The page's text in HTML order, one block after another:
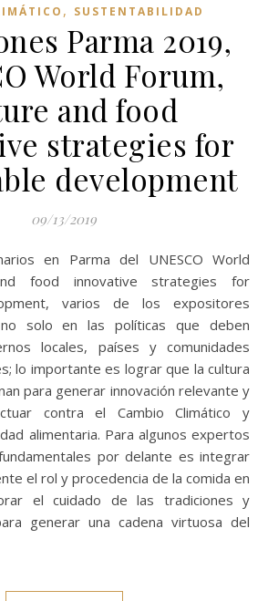
, SUSTENTABILIDAD
Parma 2019,
World Forum,
and food
strategies for
development
09/13/2019
food innovative strategies for
varios de los expositores
solo en las políticas que deben
locales, países y comunidades
lo importante es lograr que la cultura
para generar innovación relevante y
contra el Cambio Climático y
alimentaria. Para algunos expertos
por delante es integrar
el rol y procedencia de la comida en
el cuidado de las tradiciones y
generar una cadena virtuosa del